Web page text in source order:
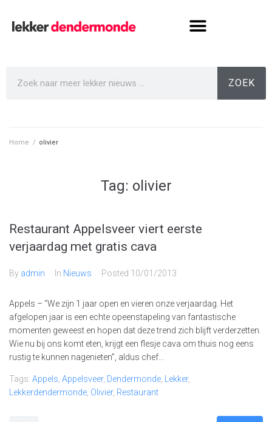
ZOEK
Home / olivier
Tag: olivier
Restaurant Appelsveer viert eerste
verjaardag met gratis cava
By admin In Nieuws Posted 10/01/2013
Appels – “We zijn 1 jaar open en vieren onze verjaardag. Het
afgelopen jaar is een echte opeenstapeling van fantastische
momenten geweest en hopen dat deze trend zich blijft verderzetten.
Wie nu bij ons komt eten, krijgt een flesje cava om thuis nog eens
rustig te kunnen nagenieten”, aldus chef...
Tags: Appels Appelsveer, Dendermonde Lekker,
Lekkerdendermonde Olivier, Restaurant